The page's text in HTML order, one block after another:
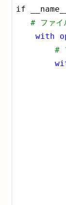
if
# ファイ
with
#